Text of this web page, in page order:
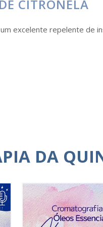
CITRONELA
excelente repelente de
DA